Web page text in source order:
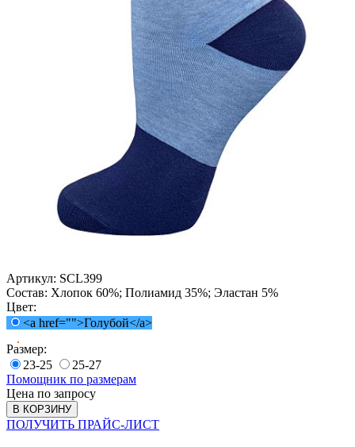
Артикул: SCL399
Состав: Хлопок 60%; Полиамид 35%; Эластан 5%
Цвет:
<a href="">Голубой</a>
Размер:
23-25
25-27
Помощник по размерам
Цена по запросу
В КОРЗИНУ
ПОЛУЧИТЬ ПРАЙС-ЛИСТ